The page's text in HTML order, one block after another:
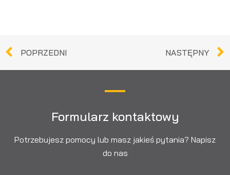
POPRZEDNI NASTĘPNY
Formularz kontaktowy
Potrzebujesz pomocy lub masz jakieś pytania? Napisz
do nas